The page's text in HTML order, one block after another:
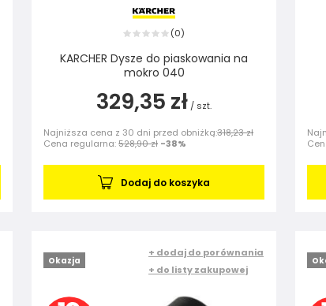
(0)
KARCHER Dysze do piaskowania na
mokro 040
329,35 zł / szt.
Najniższa cena z 30 dni przed obniżką:318,23 zł
Cena regularna:528,90 zł -38%
Dodaj do koszyka
Okazja
+ dodaj do porównania
+ do listy zakupowej